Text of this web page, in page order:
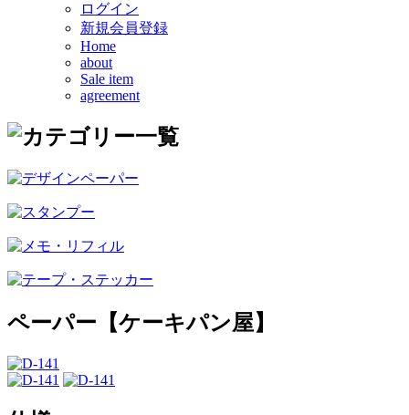
ログイン
新規会員登録
Home
about
Sale item
agreement
ペーパー【ケーキパン屋】